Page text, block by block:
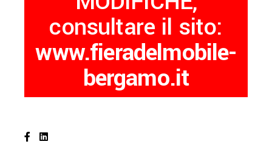
consultare il sito:
www.fieradelmobile-
bergamo.it